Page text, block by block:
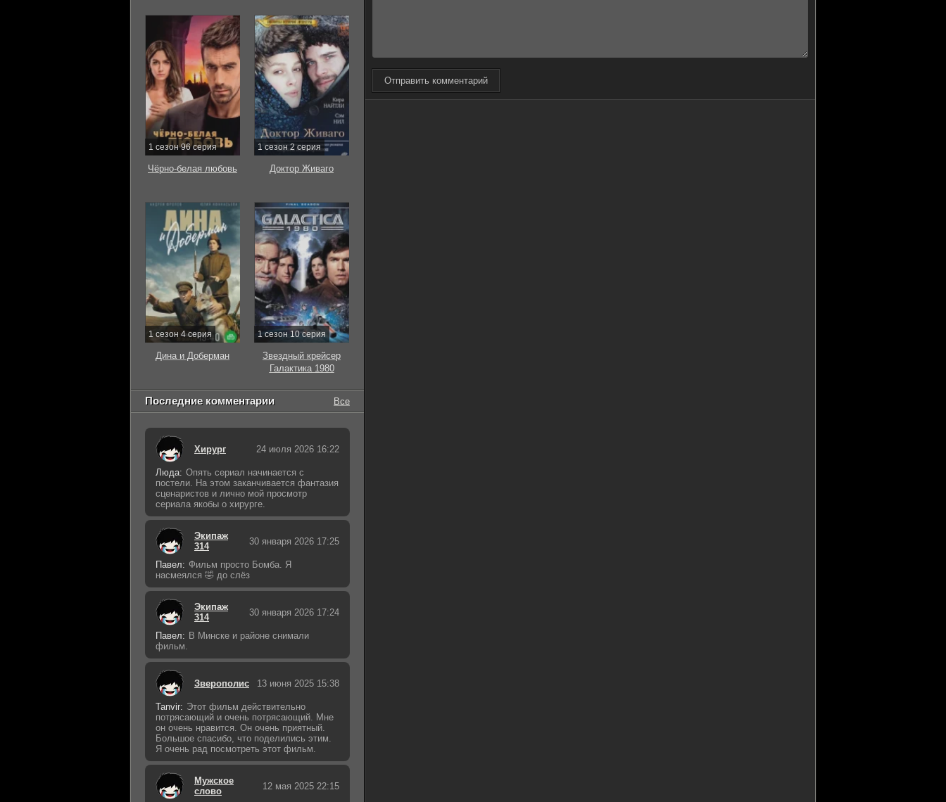
Отправить комментарий
1 сезон 96 серия
Чёрно-белая любовь
1 сезон 2 серия
Доктор Живаго
1 сезон 4 серия
Дина и Доберман
1 сезон 10 серия
Звездный крейсер
Галактика 1980
Последние комментарии Все
Хирург 24 июля 2026 16:22
Люда: Опять сериал начинается с
постели. На этом заканчивается фантазия
сценаристов и лично мой просмотр
сериала якобы о хирурге.
Экипаж
314
30 января 2026 17:25
Павел: Фильм просто Бомба. Я
насмеялся 🤣 до слёз
Экипаж
314
30 января 2026 17:24
Павел: В Минске и районе снимали
фильм.
Зверополис 13 июня 2025 15:38
Tanvir: Этот фильм действительно
потрясающий и очень потрясающий. Мне
он очень нравится. Он очень приятный.
Большое спасибо, что поделились этим.
Я очень рад посмотреть этот фильм.
Мужское
слово
12 мая 2025 22:15